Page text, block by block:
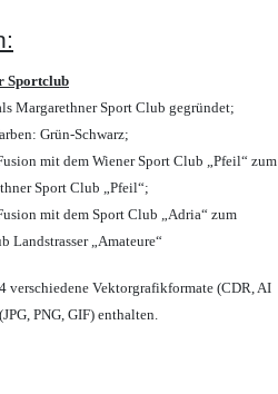
Sportclub
Margarethner Sport Club gegründet;
Grün-Schwarz;
mit dem Wiener Sport Club „Pfeil“ zum
Sport Club „Pfeil“;
mit dem Sport Club „Adria“ zum
Landstrasser „Amateure“
verschiedene Vektorgrafikformate (CDR, AI
PNG, GIF) enthalten.